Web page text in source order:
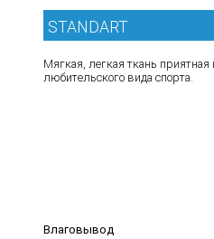
STANDART
Мягкая, легкая ткань
любительского вида спорта.
Влаговывод